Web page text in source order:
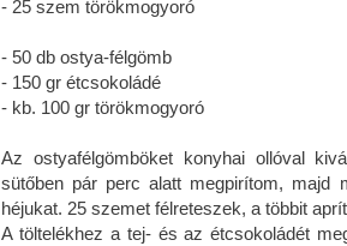
- 25 szem törökmogyoró
- 50 db ostya-félgömb
- 150 gr étcsokoládé
- kb. 100 gr törökmogyoró
Az ostyafélgömböket konyhai ollóval
sütőben pár perc alatt megpirítom, majd
héjukat. 25 szemet félreteszek, a többit
A töltelékhez a tej- és az étcsokoládét